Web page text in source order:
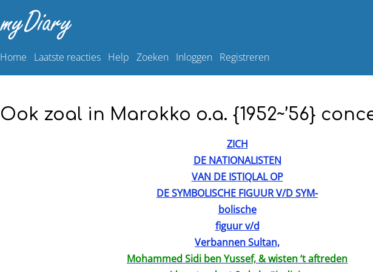
Home Laatste reacties Help Zoeken Inloggen Registreren
Ook zoal in Marokko o.a. {1952~’56}
ZICH
DE NATIONALISTEN
VAN DE ISTIQLAL OP
DE SYMBOLISCHE FIGUUR V/D SYM-
bolische
figuur v/d
Verbannen Sultan,
Mohammed Sidi ben Yussef, & wisten ‘t aftreden